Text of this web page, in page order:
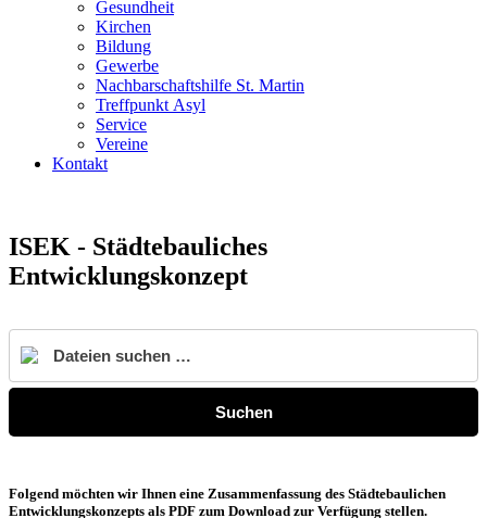
Gesundheit
Kirchen
Bildung
Gewerbe
Nachbarschaftshilfe St. Martin
Treffpunkt Asyl
Service
Vereine
Kontakt
ISEK - Städtebauliches
Entwicklungskonzept
Suchen
Folgend möchten wir Ihnen eine Zusammenfassung des Städtebaulichen
Entwicklungskonzepts als PDF zum Download zur Verfügung stellen.